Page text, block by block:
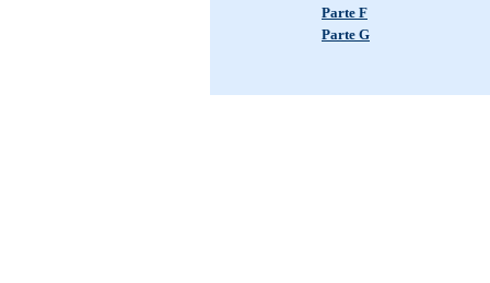
Parte F
Parte G